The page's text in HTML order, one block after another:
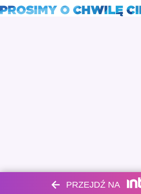
PRZEJDŹ NA